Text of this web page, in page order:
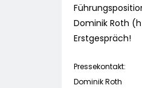
Dominik Roth
Erstgespräch!
Pressekontakt:
Dominik Roth